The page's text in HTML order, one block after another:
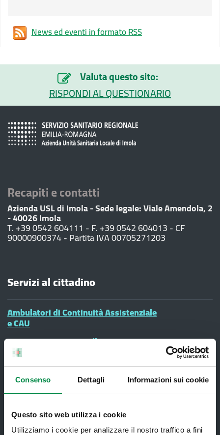
Consenso Dettagli Informazioni sui cookie
Questo sito web utilizza i cookie
Utilizziamo i cookie per analizzare il nostro traffico a fini
News ed eventi in formato RSS
Valuta questo sito:
RISPONDI AL QUESTIONARIO
Recapiti e contatti
Azienda USL di Imola - Sede legale: Viale Amendola, 2
- 40026 Imola
T. +39 0542 604111 - F. +39 0542 604013 - CF
90000900374 - Partita IVA 00705271203
Servizi al cittadino
Ambulatori di Continuità Assistenziale
e CAU
Assistenza sanitaria all'estero -
Assistenza sanitaria transfrontaliera
Consultorio Familiare
Direzione Assistenza Farmaceutica
Lauree Professioni Sanitarie